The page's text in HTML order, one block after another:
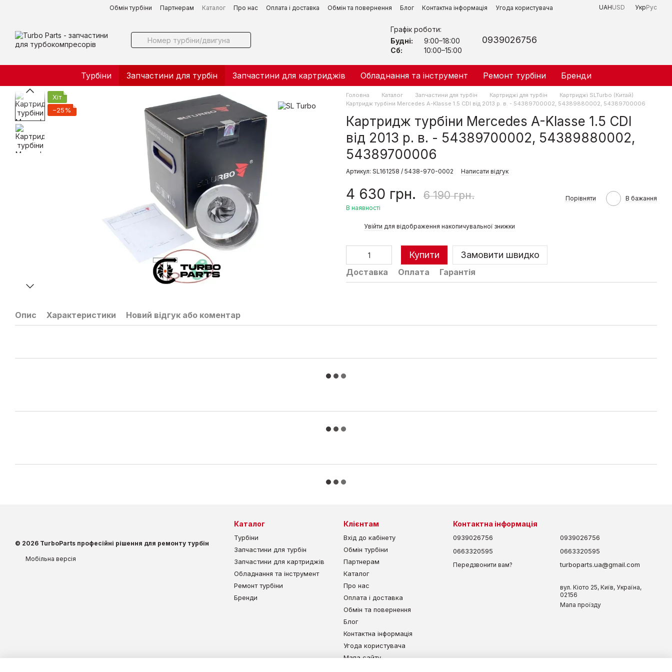
Перейти до основного контентуОбмін турбіни Партнерам Каталог Про нас Оплата і доставка Обмін та повернення Блог Контактна інформація Угода користувача UAHUSD УкрРус
Графік роботи:
Будні:
9:00–18:00
Сб:
10:00–15:00
0939026756
Турбіни Запчастини для турбін Запчастини для картриджів Обладнання та інструмент Ремонт турбіни Бренди
Хіт
−25%
Головна Каталог Запчастини для турбін Картриджі для турбін
Картриджі SLTurbo (Китай)
Картридж турбіни Mercedes A-Klasse 1.5 CDI від 2013 р. в. - 54389700002, 54389880002, 54389700006
Картридж турбіни Mercedes A-Klasse 1.5 CDI
від 2013 р. в. - 54389700002, 54389880002,
54389700006
Артикул: SL161258 / 5438-970-0002 Написати відгук
4 630 грн. 6 190 грн.
В наявності
Порівняти В бажання
Увійти для відображення накопичувальної знижки
Купити Замовити швидко
Доставка Оплата Гарантія
Опис Характеристики Новий відгук або коментар
© 2026 TurboParts професійні рішення для ремонту турбін
Мобільна версія
Каталог
Турбіни
Запчастини для турбін
Запчастини для картриджів
Обладнання та інструмент
Ремонт турбіни
Бренди
Клієнтам
Вхід до кабінету
Обмін турбіни
Партнерам
Каталог
Про нас
Оплата і доставка
Обмін та повернення
Блог
Контактна інформація
Угода користувача
Мапа сайту
Контактна інформація
0939026756
0663320595
Передзвонити вам?
0939026756
0663320595
turboparts.ua@gmail.com
вул. Кіото 25, Київ, Україна,
02156
Мапа проїзду